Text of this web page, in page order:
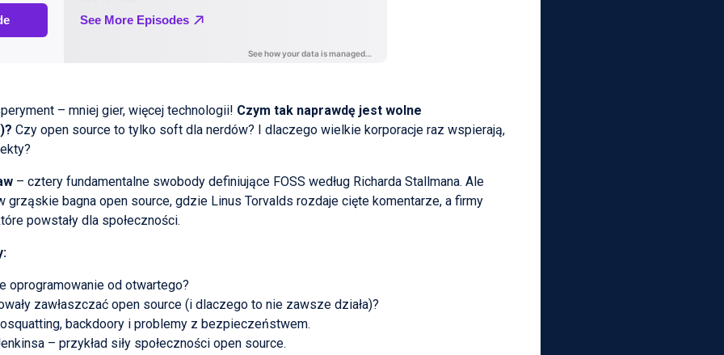
– mniej gier, więcej technologii! Czym tak naprawdę jest wolne
Czy open source to tylko soft dla nerdów? I dlaczego wielkie korporacje raz wspierają,
– cztery fundamentalne swobody definiujące FOSS według Richarda Stallmana. Ale
grząskie bagna open source, gdzie Linus Torvalds rozdaje cięte komentarze, a firmy
powstały dla społeczności.
oprogramowanie od otwartego?
zawłaszczać open source (i dlaczego to nie zawsze działa)?
backdoory i problemy z bezpieczeństwem.
– przykład siły społeczności open source.